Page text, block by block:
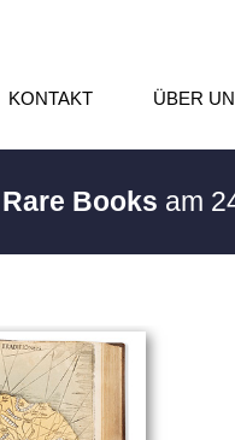
KONTAKT ÜBER
Books am